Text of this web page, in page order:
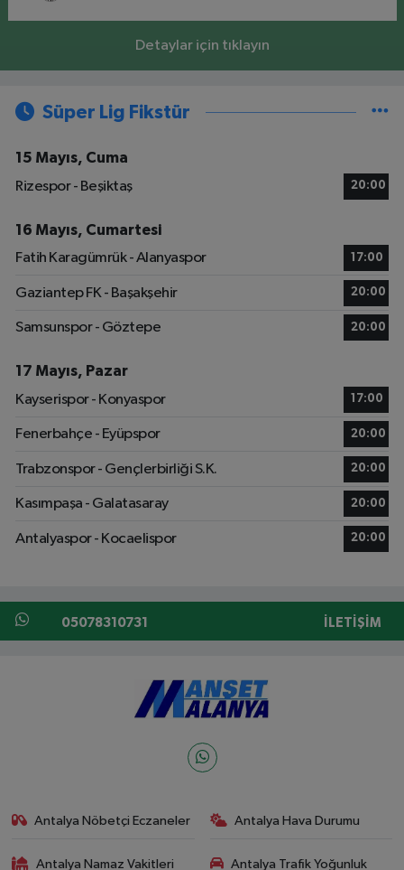
Detaylar için tıklayın
Süper Lig Fikstür
15 Mayıs, Cuma
Rizespor - Beşiktaş
20:00
16 Mayıs, Cumartesi
Fatih Karagümrük - Alanyaspor
17:00
Gaziantep FK - Başakşehir 20:00
Samsunspor - Göztepe 20:00
17 Mayıs, Pazar
Kayserispor - Konyaspor
17:00
Fenerbahçe - Eyüpspor 20:00
Trabzonspor - Gençlerbirliği S.K. 20:00
Kasımpaşa - Galatasaray 20:00
Antalyaspor - Kocaelispor 20:00
05078310731 İLETIŞIM
Antalya Nöbetçi Eczaneler Antalya Hava Durumu
Antalya Namaz Vakitleri Antalya Trafik Yoğunluk